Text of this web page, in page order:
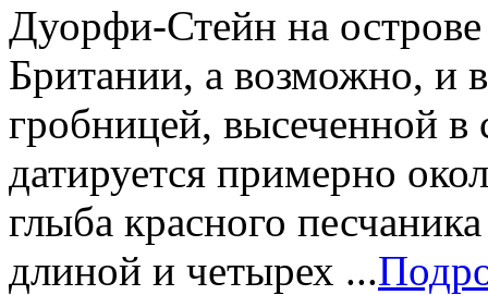
Дуорфи-Стейн на
Британии, а возможно, и
гробницей, высеченной в
датируется примерно
глыба красного
длиной и четырех ...